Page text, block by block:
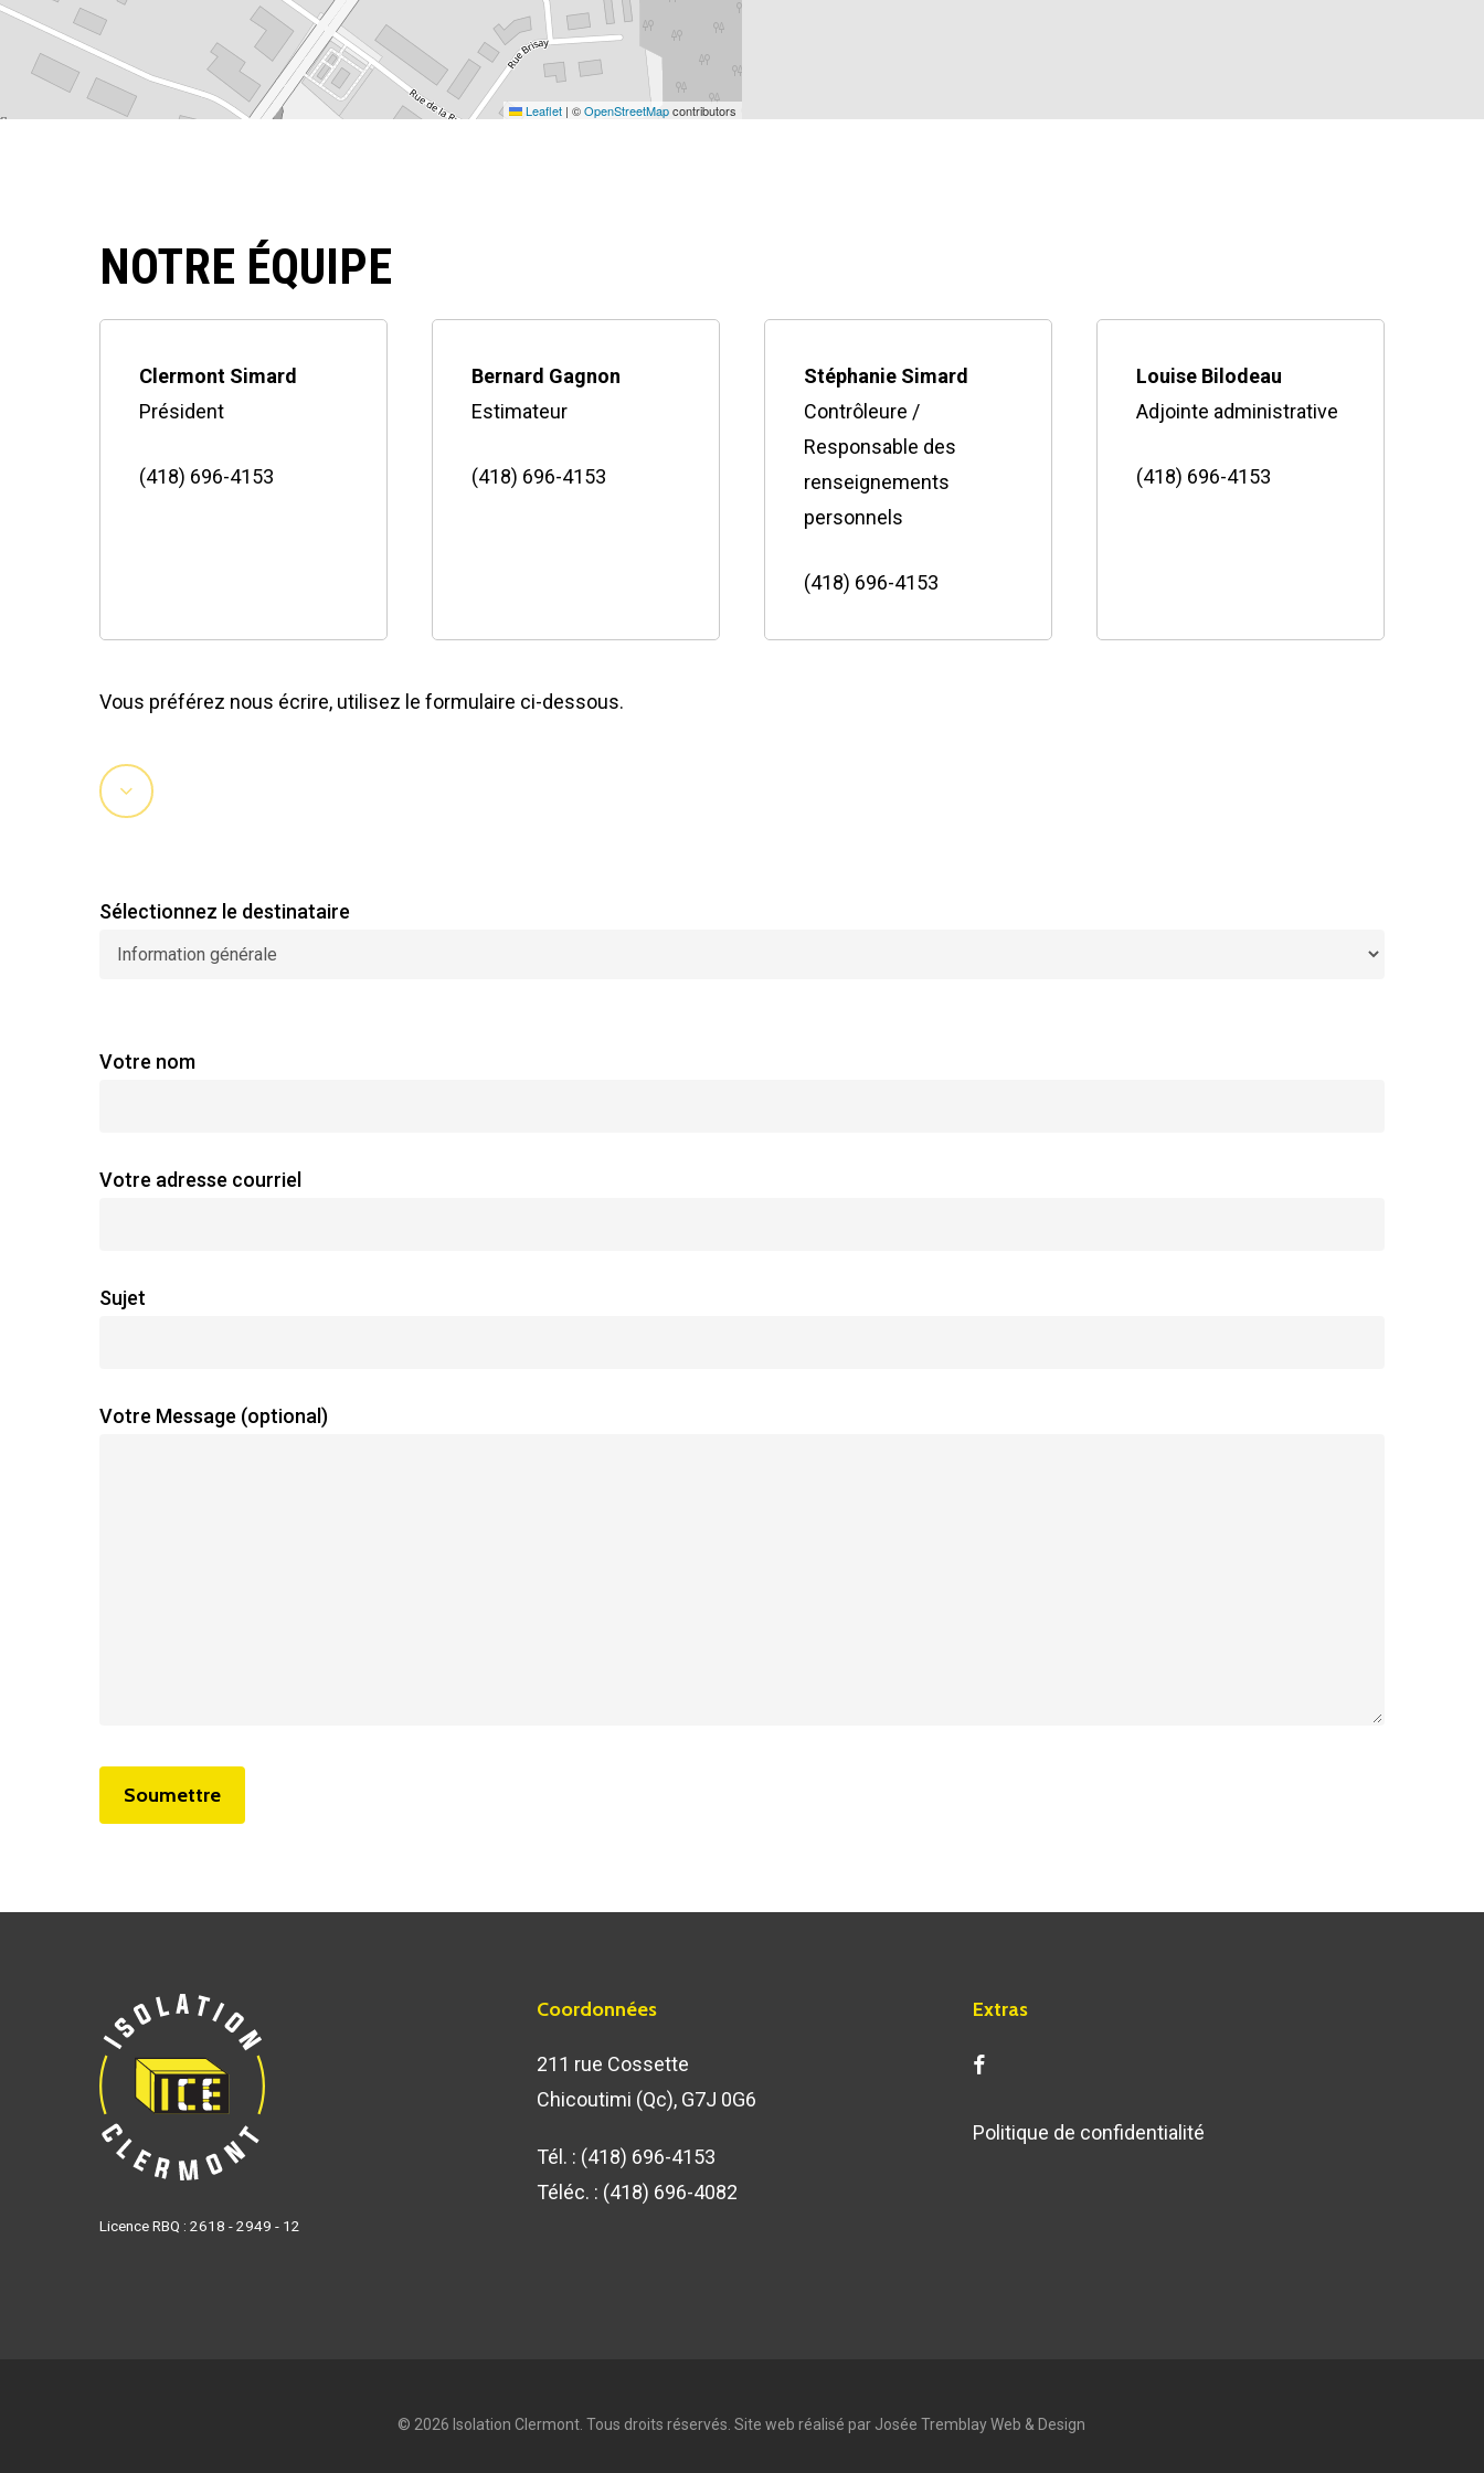
Leaflet | ©OpenStreetMapcontributors
NOTRE ÉQUIPE
Clermont Simard
Président
(418) 696-4153
Bernard Gagnon
Estimateur
(418) 696-4153
Stéphanie Simard
Contrôleure /
Responsable des
renseignements
personnels
(418) 696-4153
Louise Bilodeau
Adjointe administrative
(418) 696-4153
Vous préférez nous écrire, utilisez le formulaire ci-dessous.
Navigate
the
next
Sélectionnez le destinataire
Votre nom
Votre adresse courriel
Sujet
Votre Message (optional)
Licence RBQ : 2618 - 2949 - 12
Coordonnées
211 rue Cossette
Chicoutimi (Qc), G7J 0G6
Tél. : (418) 696-4153
Téléc. : (418) 696-4082
Extras
Politique de confidentialité
© 2026 Isolation Clermont. Tous droits réservés. Site web réalisé par Josée Tremblay Web & Design